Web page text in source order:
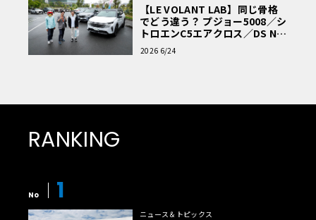
【LE VOLANT LAB】同じ骨格
でどう違う？ プジョー5008／シ
トロエンC5エアクロス／DS Nº4
読者一気乗りレポート
2026 6/24
RANKING
No 1
ニュース＆トピックス